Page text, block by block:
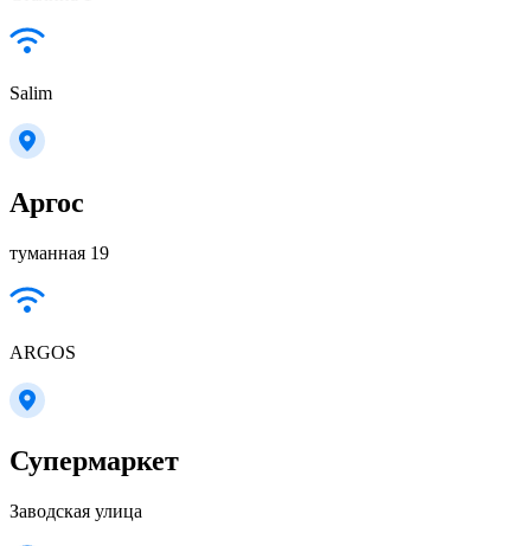
Salim
Аргос
туманная 19
ARGOS
Супермаркет
Заводская улица